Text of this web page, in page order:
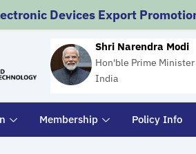
Devices Export
Shri Narendra Modi
Hon'ble Prime
India
Membership Policy Info